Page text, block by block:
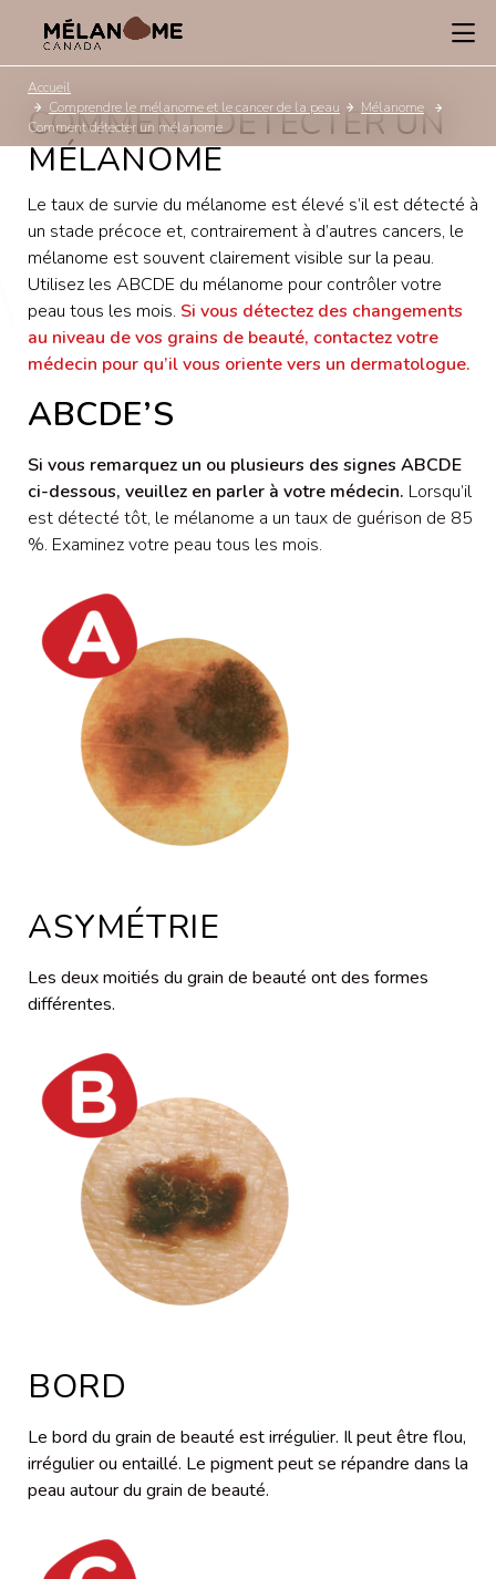
Accueil
Mélanome
Comprendre le mélanome et le cancer de la peau
Comment détecter un mélanome
COMMENT DÉTECTER UN
MÉLANOME
Le taux de survie du mélanome est élevé s’il est détecté à
un stade précoce et, contrairement à d’autres cancers, le
mélanome est souvent clairement visible sur la peau.
Utilisez les ABCDE du mélanome pour contrôler votre
peau tous les mois. Si vous détectez des changements
au niveau de vos grains de beauté, contactez votre
médecin pour qu’il vous oriente vers un dermatologue.
ABCDE’S
Si vous remarquez un ou plusieurs des signes ABCDE
ci-dessous, veuillez en parler à votre médecin. Lorsqu’il
est détecté tôt, le mélanome a un taux de guérison de 85
%. Examinez votre peau tous les mois.
ASYMÉTRIE
Les deux moitiés du grain de beauté ont des formes
différentes.
BORD
Le bord du grain de beauté est irrégulier. Il peut être flou,
irrégulier ou entaillé. Le pigment peut se répandre dans la
peau autour du grain de beauté.